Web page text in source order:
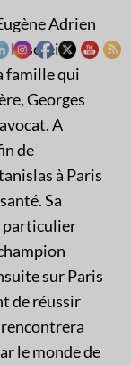
Adrien
le soleil.
famille qui
Georges
A
de
à Paris
Sa
particulier
sur Paris
de réussir
le monde de